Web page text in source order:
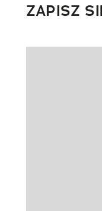
ZAPISZ